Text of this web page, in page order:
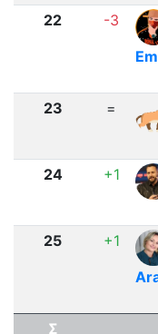
22
-3
23 =
24 +1
25 +1
Σ